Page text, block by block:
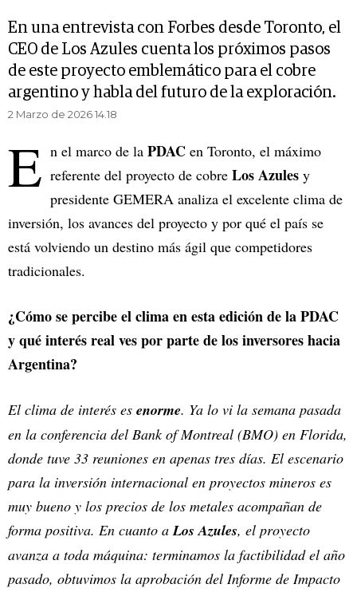
En una entrevista con Forbes desde Toronto, el
CEO de Los Azules cuenta los próximos pasos
de este proyecto emblemático para el cobre
argentino y habla del futuro de la exploración.
2 Marzo de 2026 14.18
E n el marco de la PDAC en Toronto, el máximo
referente del proyecto de cobre Los Azules y
presidente GEMERA analiza el excelente clima de
inversión, los avances del proyecto y por qué el país se
está volviendo un destino más ágil que competidores
tradicionales.
¿Cómo se percibe el clima en esta edición de la PDAC
y qué interés real ves por parte de los inversores hacia
Argentina?
El clima de interés es enorme. Ya lo vi la semana pasada
en la conferencia del Bank of Montreal (BMO) en Florida,
donde tuve 33 reuniones en apenas tres días. El escenario
para la inversión internacional en proyectos mineros es
muy bueno y los precios de los metales acompañan de
forma positiva. En cuanto aLos Azules, el proyecto
avanza a toda máquina: terminamos la factibilidad el año
pasado, obtuvimos la aprobación del Informe de Impacto